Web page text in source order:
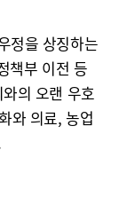
정을 상징하는
책부 이전 등
의 오랜 우호
와 의료, 농업